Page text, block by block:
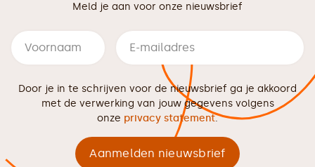
Meld je aan voor onze nieuwsbrief
Door je in te schrijven voor de nieuwsbrief ga je akkoord
met de verwerking van jouw gegevens volgens
onze privacy statement.